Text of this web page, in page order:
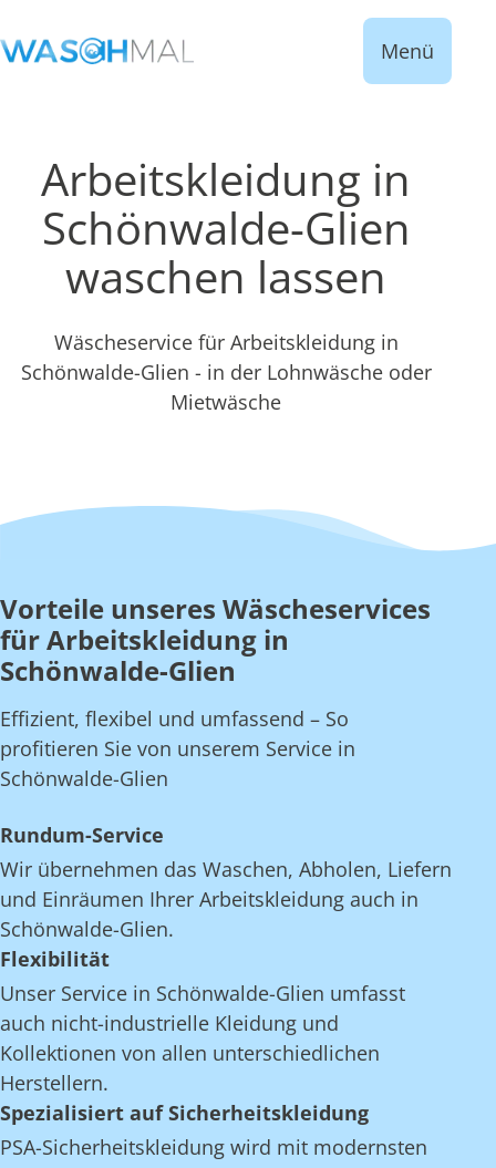
Menü
Arbeitskleidung in
Schönwalde-Glien
waschen lassen
Wäscheservice für Arbeitskleidung in
Schönwalde-Glien - in der Lohnwäsche oder
Mietwäsche
Vorteile unseres Wäscheservices
für Arbeitskleidung in
Schönwalde-Glien
Effizient, flexibel und umfassend – So
profitieren Sie von unserem Service in
Schönwalde-Glien
Rundum-Service
Wir übernehmen das Waschen, Abholen, Liefern
und Einräumen Ihrer Arbeitskleidung auch in
Schönwalde-Glien.
Flexibilität
Unser Service in Schönwalde-Glien umfasst
auch nicht-industrielle Kleidung und
Kollektionen von allen unterschiedlichen
Herstellern.
Spezialisiert auf Sicherheitskleidung
PSA-Sicherheitskleidung wird mit modernsten